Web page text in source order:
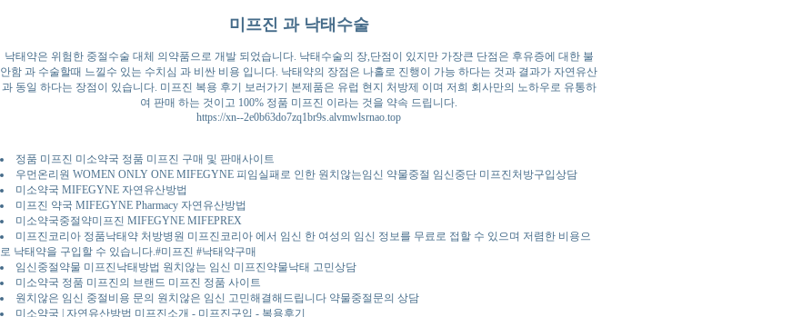
미프진 과 낙태수술
낙태약은 위험한 중절수술 대체 의약품으로 개발 되었습니다. 낙태수술의 장,단점이 있지만 가장큰 단점은 후유증에 대한 불
안함 과 수술할때 느낄수 있는 수치심 과 비싼 비용 입니다. 낙태약의 장점은 나홀로 진행이 가능 하다는 것과 결과가 자연유산
과 동일 하다는 장점이 있습니다. 미프진 복용 후기 보러가기 본제품은 유럽 현지 처방제 이며 저희 회사만의 노하우로 유통하
여 판매 하는 것이고 100% 정품 미프진 이라는 것을 약속 드립니다.
https://xn--2e0b63do7zq1br9s.alvmwlsrnao.top
정품 미프진 미소약국 정품 미프진 구매 및 판매사이트
우먼온리원 WOMEN ONLY ONE MIFEGYNE 피임실패로 인한 원치않는임신 약물중절 임신중단 미프진처방구입상담
미소약국 MIFEGYNE 자연유산방법
미프진 약국 MIFEGYNE Pharmacy 자연유산방법
미소약국중절약미프진 MIFEGYNE MIFEPREX
미프진코리아 정품낙태약 처방병원 미프진코리아 에서 임신 한 여성의 임신 정보를 무료로 접할 수 있으며 저렴한 비용으
로 낙태약을 구입할 수 있습니다.#미프진 #낙태약구매
임신중절약물 미프진낙태방법 원치않는 임신 미프진약물낙태 고민상담
미소약국 정품 미프진의 브랜드 미프진 정품 사이트
원치않은 임신 중절비용 문의 원치않은 임신 고민해결해드립니다 약물중절문의 상담
미소약국 | 자연유산방법 미프진소개 - 미프진구입 - 복용후기